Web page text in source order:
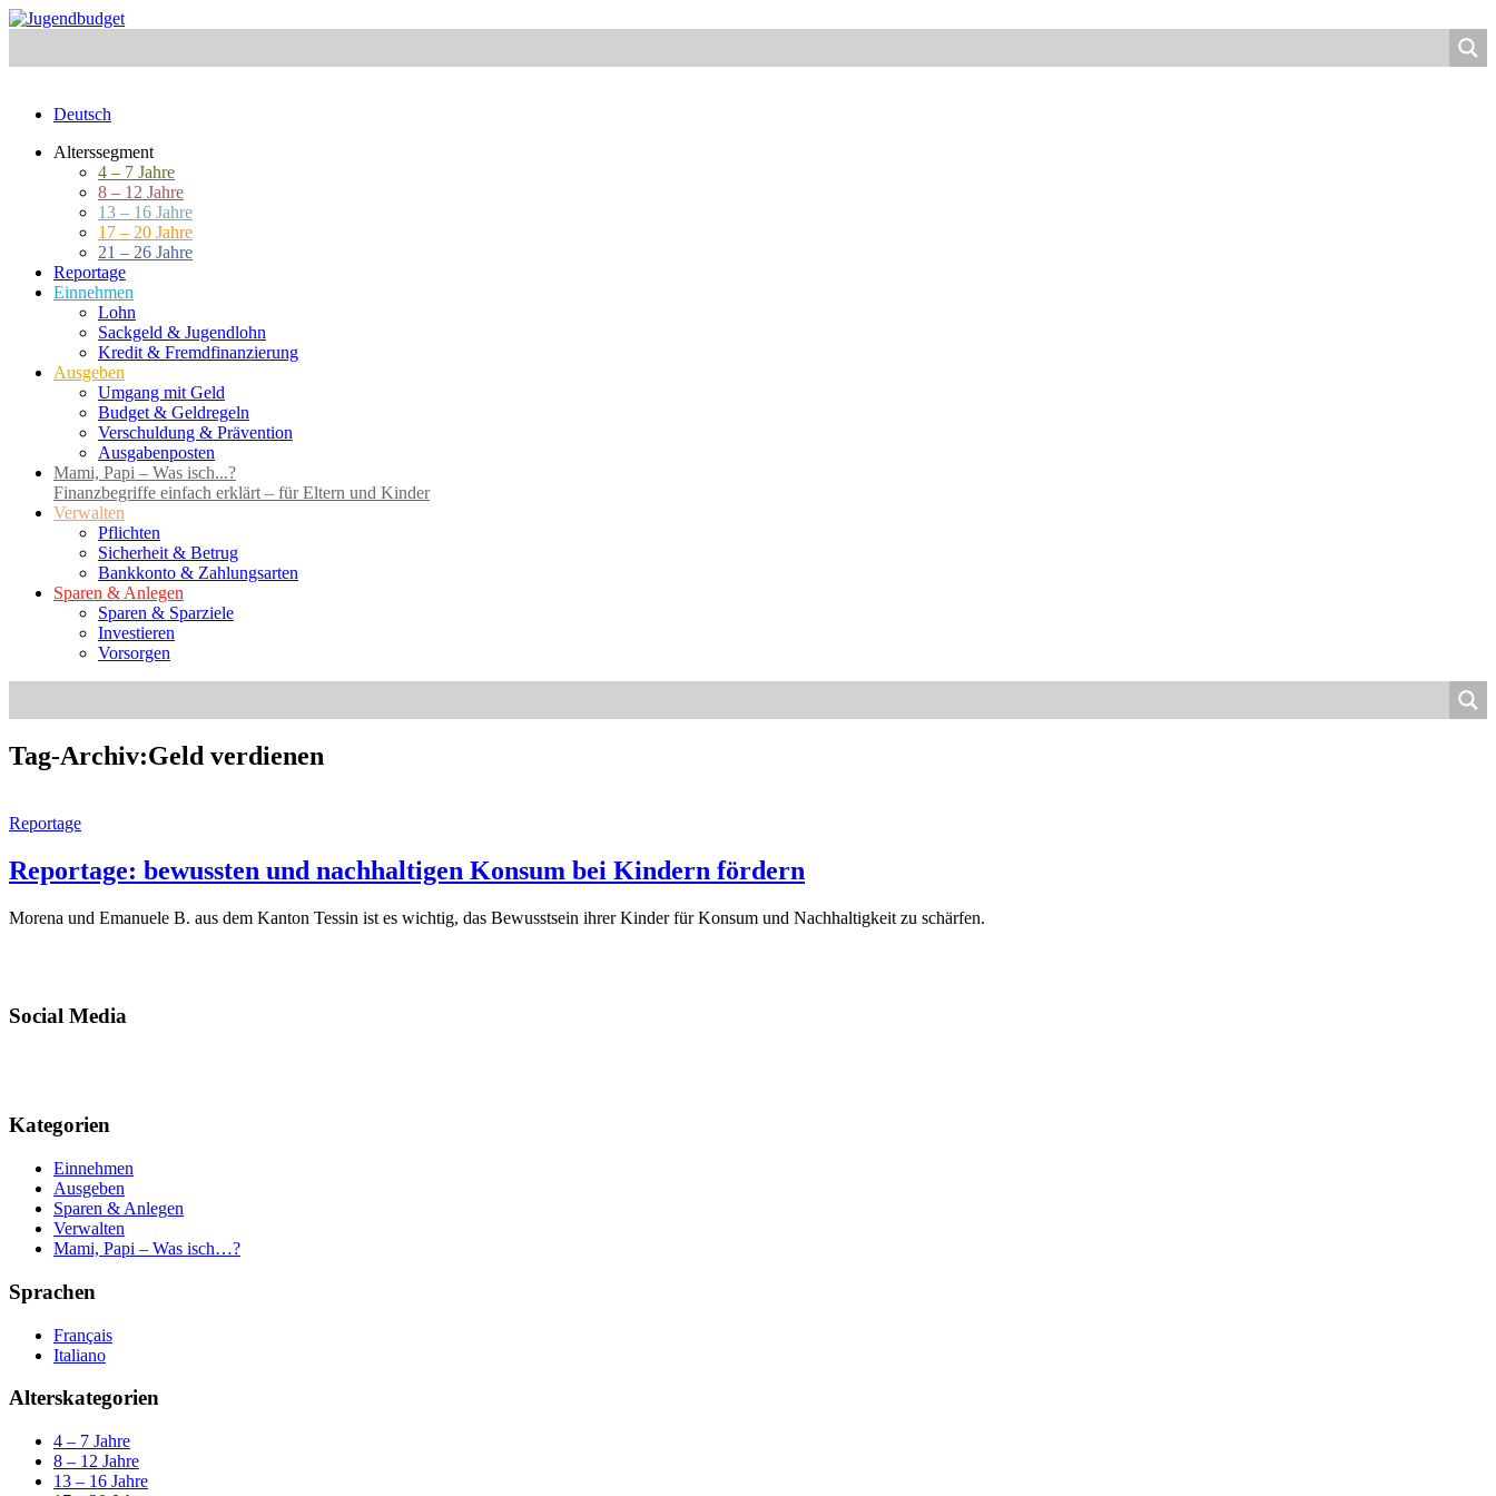
Deutsch
Alterssegment
4 – 7 Jahre
8 – 12 Jahre
13 – 16 Jahre
17 – 20 Jahre
21 – 26 Jahre
Reportage
Einnehmen
Lohn
Sackgeld & Jugendlohn
Kredit & Fremdfinanzierung
Ausgeben
Umgang mit Geld
Budget & Geldregeln
Verschuldung & Prävention
Ausgabenposten
Mami, Papi – Was isch...?
Finanzbegriffe einfach erklärt – für Eltern und Kinder
Verwalten
Pflichten
Sicherheit & Betrug
Bankkonto & Zahlungsarten
Sparen & Anlegen
Sparen & Sparziele
Investieren
Vorsorgen
Tag-Archiv:Geld verdienen
Reportage
Reportage: bewussten und nachhaltigen Konsum bei Kindern fördern
Morena und Emanuele B. aus dem Kanton Tessin ist es wichtig, das Bewusstsein ihrer Kinder für Konsum und Nachhaltigkeit zu schärfen.
Social Media
Kategorien
Einnehmen
Ausgeben
Sparen & Anlegen
Verwalten
Mami, Papi – Was isch…?
Sprachen
Français
Italiano
Alterskategorien
4 – 7 Jahre
8 – 12 Jahre
13 – 16 Jahre